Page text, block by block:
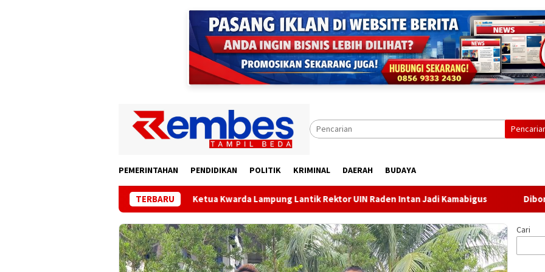
PEMERINTAHAN PENDIDIKAN POLITIK KRIMINAL DAERAH BUDAYA
TERBARU
Ketua Kwarda Lampung Lantik Rektor UIN Raden Intan Jadi Kamabigus Diborgol dan
Cari